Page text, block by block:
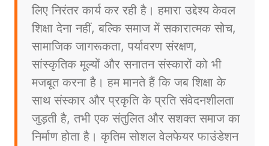
लिए निरंतर कार्य कर रही है। हमारा उद्देश्य केवल
शिक्षा देना नहीं, बल्कि समाज में सकारात्मक सोच,
सामाजिक जागरूकता, पर्यावरण संरक्षण,
सांस्कृतिक मूल्यों और सनातन संस्कारों को भी
मजबूत करना है। हम मानते हैं कि जब शिक्षा के
साथ संस्कार और प्रकृति के प्रति संवेदनशीलता
जुड़ती है, तभी एक संतुलित और सशक्त समाज का
निर्माण होता है। कृतिम सोशल वेलफेयर फाउंडेशन